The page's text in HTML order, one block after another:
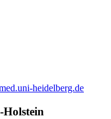
heidelberg.de